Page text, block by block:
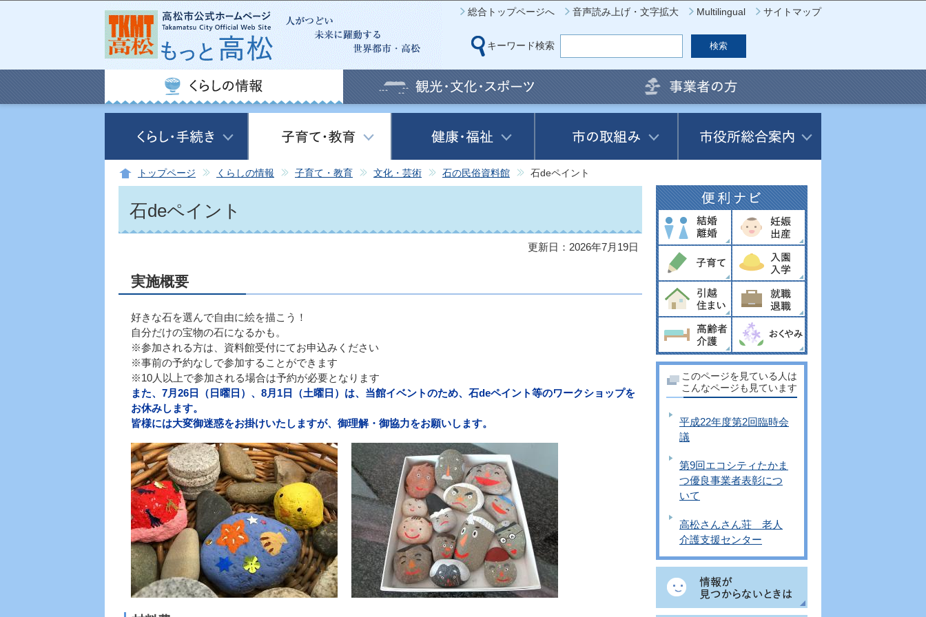
このページの本文へ移動
総合トップページへ 音声読み上げ・文字拡大 Multilingual サイトマップ
キーワード検索
トップページ くらしの情報 子育て・教育 文化・芸術 石の民俗資料館 石deペイント
石deペイント
更新日：2026年7月19日
実施概要
好きな石を選んで自由に絵を描こう！
自分だけの宝物の石になるかも。
※参加される方は、資料館受付にてお申込みください
※事前の予約なしで参加することができます
※10人以上で参加される場合は予約が必要となります
また、7月26日（日曜日）、8月1日（土曜日）は、当館イベントのため、石deペイント等のワークショップを
お休みします。
皆様には大変御迷惑をお掛けいたしますが、御理解・御協力をお願いします。
このページを見ている人は
こんなページも見ています
平成22年度第2回臨時会
議
第9回エコシティたかま
つ優良事業者表彰につ
いて
高松さんさん荘 老人
介護支援センター